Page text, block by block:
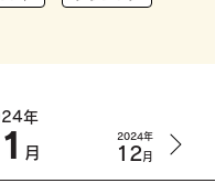
年
月
2024年
12月